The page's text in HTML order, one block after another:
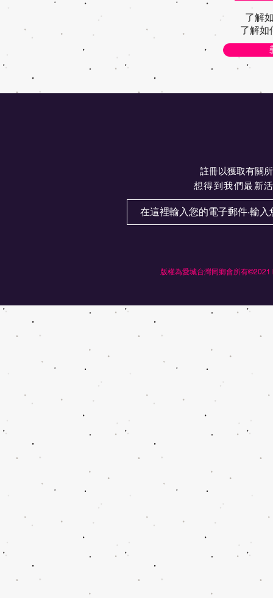
了解
了解如
註冊以獲取有關
想得到我們最新
版權為愛城台灣同鄉會所有